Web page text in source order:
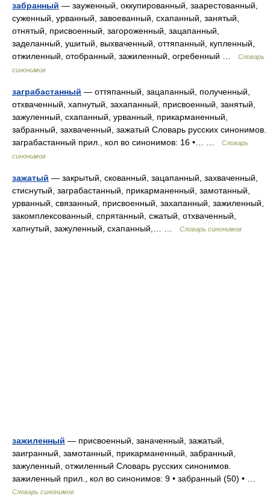
забранный — зауженный, оккупированный, заарестованный,
суженный, урванный, завоеванный, схапанный, занятый,
отнятый, присвоенный, загороженный, зацапанный,
заделанный, ушитый, выхваченный, оттяпанный, купленный,
отжиленный, отобранный, зажиленный, огребенный …
Словарь
синонимов
заграбастанный — оттяпанный, зацапанный, полученный,
отхваченный, хапнутый, захапанный, присвоенный, занятый,
зажуленный, схапанный, урванный, прикарманенный,
забранный, захваченный, зажатый Словарь русских синонимов.
заграбастанный прил., кол во синонимов: 16 •… …
Словарь
синонимов
зажатый — закрытый, скованный, зацапанный, захваченный,
стиснутый, заграбастанный, прикарманенный, замотанный,
урванный, связанный, присвоенный, захапанный, зажиленный,
закомплексованный, спрятанный, сжатый, отхваченный,
хапнутый, зажуленный, схапанный,… …
Словарь синонимов
зажиленный — присвоенный, заначенный, зажатый,
заигранный, замотанный, прикарманенный, забранный,
зажуленный, отжиленный Словарь русских синонимов.
зажиленный прил., кол во синонимов: 9 • забранный (50) • …
Словарь синонимов